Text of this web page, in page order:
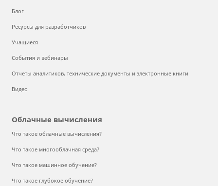
Блог
Ресурсы для разработчиков
Учащиеся
События и вебинары
Отчеты аналитиков, технические документы и электронные книги
Видео
Облачные вычисления
Что такое облачные вычисления?
Что такое многооблачная среда?
Что такое машинное обучение?
Что такое глубокое обучение?